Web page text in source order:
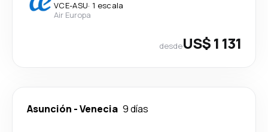
VCE-ASU· 1 escala
Air Europa
desdeUS$ 1 131
Asunción -Venecia 9 días